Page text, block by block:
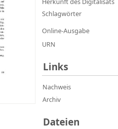
Schlagwörter
Online-Ausgabe
URN
Links
Nachweis
Archiv
Dateien